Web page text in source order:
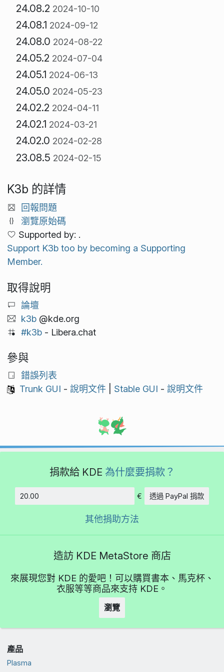
24.08.2 2024-10-10
24.08.1 2024-09-12
24.08.0 2024-08-22
24.05.2 2024-07-04
24.05.1 2024-06-13
24.05.0 2024-05-23
24.02.2 2024-04-11
24.02.1 2024-03-21
24.02.0 2024-02-28
23.08.5 2024-02-15
K3b 的詳情
回報問題
瀏覽原始碼
Supported by: .
Support K3b too by becoming a Supporting
Member.
取得說明
論壇
k3b@kde.org
#k3b- Libera.chat
參與
錯誤列表
Trunk GUI - 說明文件| Stable GUI - 說明文件
捐款給 KDE 為什麼要捐款？
€ 透過 PayPal 捐款
其他捐助方法
造訪 KDE MetaStore 商店
來展現您對 KDE 的愛吧！可以購買書本、馬克杯、
衣服等等商品來支持 KDE。
瀏覽
產品
Plasma